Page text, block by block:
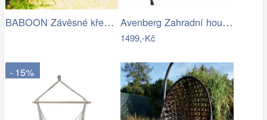
BABOON Závěsné křeslo s područkami Avenberg Zahradní houpačka Feline
1499,-Kč
- 15%